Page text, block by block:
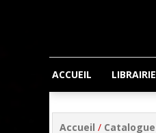
ACCUEIL LIBRAIRIE
Accueil / Catalogue